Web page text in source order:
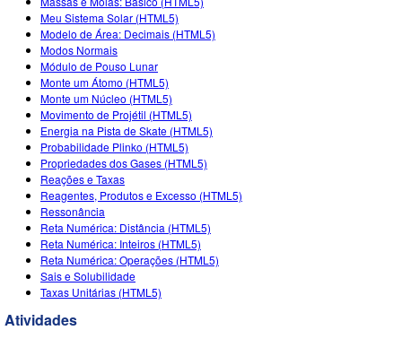
Meu Sistema Solar (HTML5)
Modelo de Área: Decimais (HTML5)
Modos Normais
Módulo de Pouso Lunar
Monte um Átomo (HTML5)
Monte um Núcleo (HTML5)
Movimento de Projétil (HTML5)
Energia na Pista de Skate (HTML5)
Probabilidade Plinko (HTML5)
Propriedades dos Gases (HTML5)
Reações e Taxas
Reagentes, Produtos e Excesso (HTML5)
Ressonância
Reta Numérica: Distância (HTML5)
Reta Numérica: Inteiros (HTML5)
Reta Numérica: Operações (HTML5)
Sais e Solubilidade
Taxas Unitárias (HTML5)
Atividades